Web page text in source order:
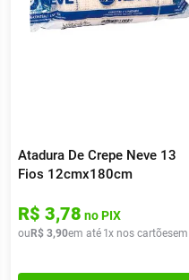
R$ 2, 90
Atadura De Crepe Neve 13
Fios 12cmx180cm
R$ 3,78 no PIX
ou R$ 3,90em até 1x nos cartões